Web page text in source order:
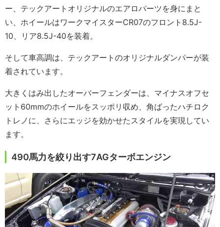
ー、テックアートオリジナルのエアロパーツを身にまと
い、ホイールはワークマイスターCR07のフロント8.5J-
10、リア8.5J-40を装着。
そして車高調は、テックアートのオリジナルダンパーが装
着されています。
大きくはみ出したオーバーフェンダーは、マイナスオフセ
ット60mmのホイールをスッポリ収め、角ばったハチロク
トレノに、さらにエッジを効かせたスタイルを実現してい
ます。
490馬力を絞り出す7AGターボエンジン